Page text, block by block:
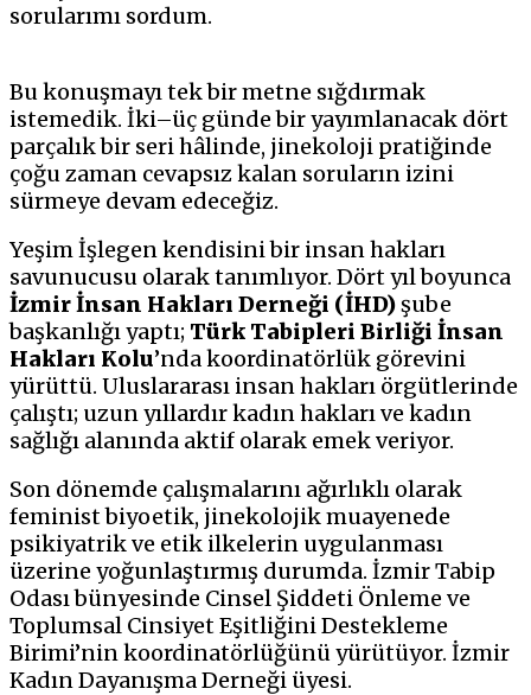
sorularımı sordum.
Bu konuşmayı tek bir metne sığdırmak
istemedik. İki–üç günde bir yayımlanacak dört
parçalık bir seri hâlinde, jinekoloji pratiğinde
çoğu zaman cevapsız kalan soruların izini
sürmeye devam edeceğiz.
Yeşim İşlegen kendisini bir insan hakları
savunucusu olarak tanımlıyor. Dört yıl boyunca
İzmir İnsan Hakları Derneği (İHD)şube
başkanlığı yaptı; Türk Tabipleri Birliği İnsan
Hakları Kolu’nda koordinatörlük görevini
yürüttü. Uluslararası insan hakları örgütlerinde
çalıştı; uzun yıllardır kadın hakları ve kadın
sağlığı alanında aktif olarak emek veriyor.
Son dönemde çalışmalarını ağırlıklı olarak
feminist biyoetik, jinekolojik muayenede
psikiyatrik ve etik ilkelerin uygulanması
üzerine yoğunlaştırmış durumda. İzmir Tabip
Odası bünyesinde Cinsel Şiddeti Önleme ve
Toplumsal Cinsiyet Eşitliğini Destekleme
Birimi’nin koordinatörlüğünü yürütüyor. İzmir
Kadın Dayanışma Derneği üyesi.